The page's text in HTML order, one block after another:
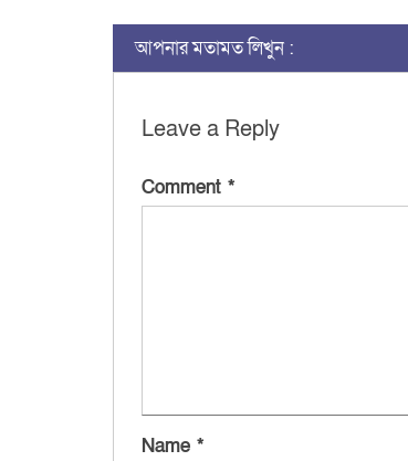
আপনার মতামত লিখুন :
Leave a Reply
Comment *
Name *